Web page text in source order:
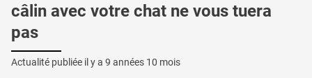
câlin avec votre chat ne vous tuera
pas
Actualité publiée il y a 9 années 10 mois